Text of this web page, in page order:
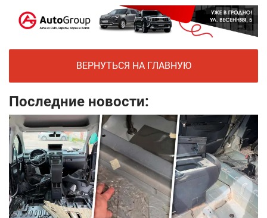
ВЕРНУТЬСЯ НА ГЛАВНУЮ
Последние новости: